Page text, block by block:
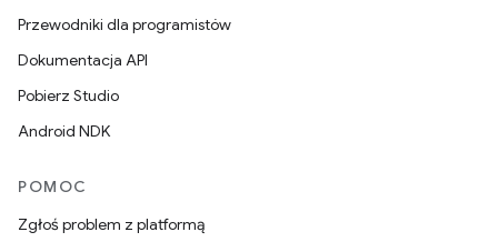
Przewodniki dla programistów
Dokumentacja API
Pobierz Studio
Android NDK
POMOC
Zgłoś problem z platformą